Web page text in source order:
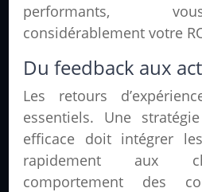
performants,
considérablement votre
Du feedback aux
Les retours
essentiels. Une
efficace doit intégrer
rapidement aux
comportement des